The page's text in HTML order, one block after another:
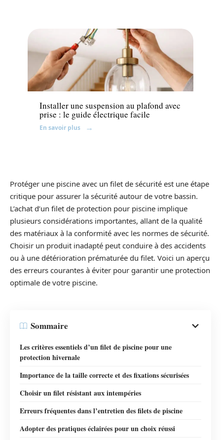
Equipement
Installer une suspension au plafond avec
prise : le guide électrique facile
En savoir plus
Protéger une piscine avec un filet de sécurité est une étape
critique pour assurer la sécurité autour de votre bassin.
L’achat d’un filet de protection pour piscine implique
plusieurs considérations importantes, allant de la qualité
des matériaux à la conformité avec les normes de sécurité.
Choisir un produit inadapté peut conduire à des accidents
ou à une détérioration prématurée du filet. Voici un aperçu
des erreurs courantes à éviter pour garantir une protection
optimale de votre piscine.
Sommaire
Les critères essentiels d’un filet de piscine pour une
protection hivernale
Importance de la taille correcte et des fixations sécurisées
Choisir un filet résistant aux intempéries
Erreurs fréquentes dans l’entretien des filets de piscine
Adopter des pratiques éclairées pour un choix réussi